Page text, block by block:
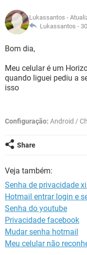
GUIA DE COMPRAS
INSTAGRAM
GUIA DE COMPRAS
CELULAR
OUTLOOK
INSTAGRAM
JOGOS
CELULAR
OUTLOOK
INSTAGRAM
GUIA DE COMPRAS
GLOSSÁRIO
JOGOS
OUTLOOK
Lukassantos -
Lukassantos -
Bom dia,
Meu celular é um
quando liguei pediu a
isso
Configuração: Android /
Share
Veja também:
Senha de privacidade
Hotmail entrar login e
Senha do youtube
Privacidade facebook
Mudar senha hotmail
Meu celular não